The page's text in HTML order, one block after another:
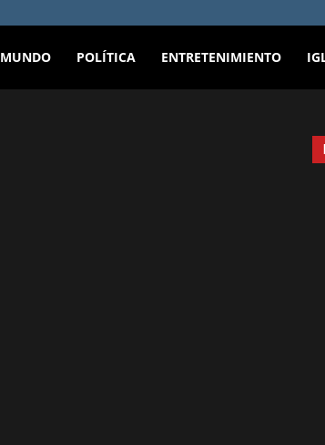
MUNDO POLÍTICA ENTRETENIMIENTO